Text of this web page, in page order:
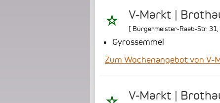
V-Markt |
[ Bürgermeister-Raab-Str. 31,
Gyrossemmel
Zum Wochenangebot von V-
V-Markt |